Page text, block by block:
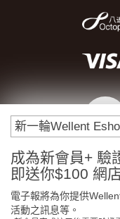
門市免費
新一輪Wellent
成為新會員+ 驗
即送你$100 網
電子報將為你提供
活動之訊息等。